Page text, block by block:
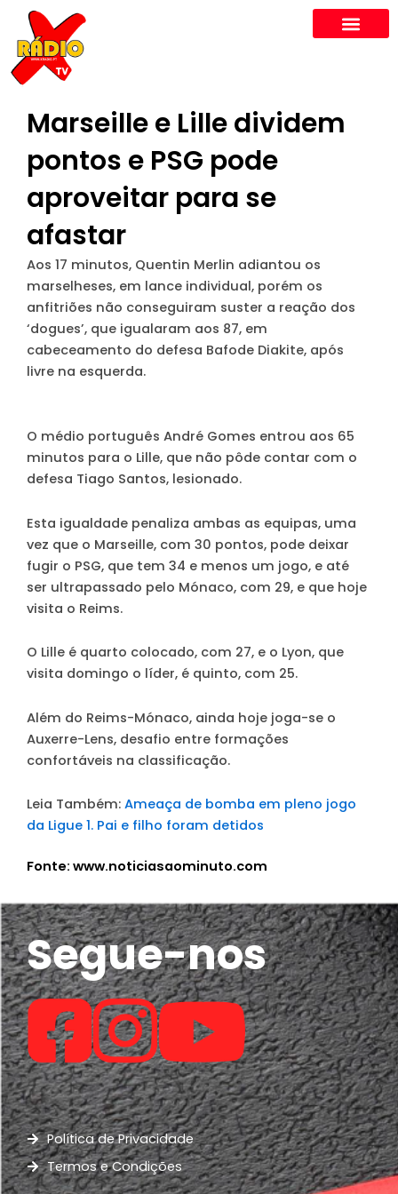
content
Marseille e Lille dividem
pontos e PSG pode
aproveitar para se
afastar
Aos 17 minutos, Quentin Merlin adiantou os
marselheses, em lance individual, porém os
anfitriões não conseguiram suster a reação dos
‘dogues’, que igualaram aos 87, em
cabeceamento do defesa Bafode Diakite, após
livre na esquerda.
O médio português André Gomes entrou aos 65
minutos para o Lille, que não pôde contar com o
defesa Tiago Santos, lesionado.
Esta igualdade penaliza ambas as equipas, uma
vez que o Marseille, com 30 pontos, pode deixar
fugir o PSG, que tem 34 e menos um jogo, e até
ser ultrapassado pelo Mónaco, com 29, e que hoje
visita o Reims.
O Lille é quarto colocado, com 27, e o Lyon, que
visita domingo o líder, é quinto, com 25.
Além do Reims-Mónaco, ainda hoje joga-se o
Auxerre-Lens, desafio entre formações
confortáveis na classificação.
Leia Também: Ameaça de bomba em pleno jogo
da Ligue 1. Pai e filho foram detidos
Fonte: www.noticiasaominuto.com
Segue-nos
Política de Privacidade
Termos e Condições